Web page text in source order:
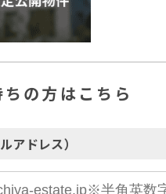
の方はこちら
アドレス）